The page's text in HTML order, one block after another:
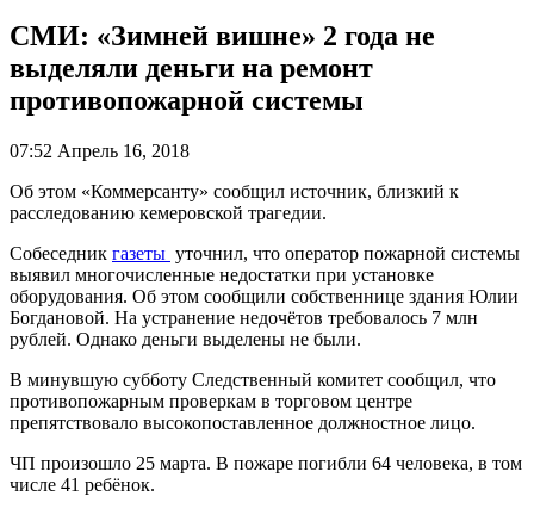
СМИ: «Зимней вишне» 2 года не
выделяли деньги на ремонт
противопожарной системы
07:52 Апрель 16, 2018
Об этом «Коммерсанту» сообщил источник, близкий к
расследованию кемеровской трагедии.
Собеседник газеты уточнил, что оператор пожарной системы
выявил многочисленные недостатки при установке
оборудования. Об этом сообщили собственнице здания Юлии
Богдановой. На устранение недочётов требовалось 7 млн
рублей. Однако деньги выделены не были.
В минувшую субботу Следственный комитет сообщил, что
противопожарным проверкам в торговом центре
препятствовало высокопоставленное должностное лицо.
ЧП произошло 25 марта. В пожаре погибли 64 человека, в том
числе 41 ребёнок.